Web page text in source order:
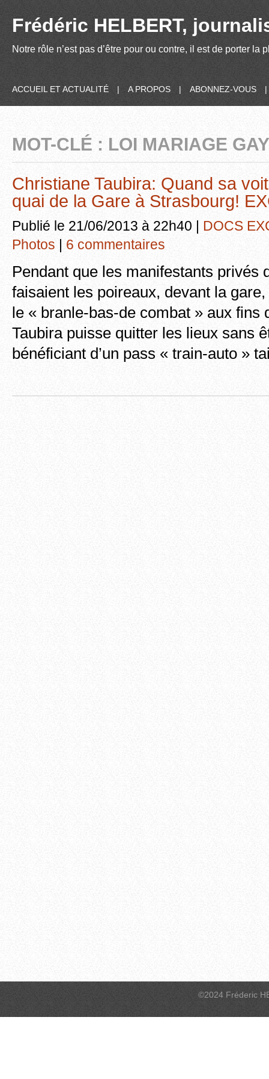
Frédéric HELBERT,
Notre rôle n’est pas d’être pour ou contre, il est de porter
ACCUEIL ET ACTUALITÉ | A PROPOS | ABONNEZ-VOUS |
MOT-CLÉ : LOI MARIAGE GAY
Christiane Taubira: Quand sa
quai de la Gare à Strasbourg!
Publié le 21/06/2013 à 22h40 | DOCS
Photos | 6 commentaires
Pendant que les manifestants privés
faisaient les poireaux, devant la gare,
le « branle-bas-de combat » aux fins
Taubira puisse quitter les lieux sans
bénéficiant d’un pass « train-auto »
©2024 Fréderic